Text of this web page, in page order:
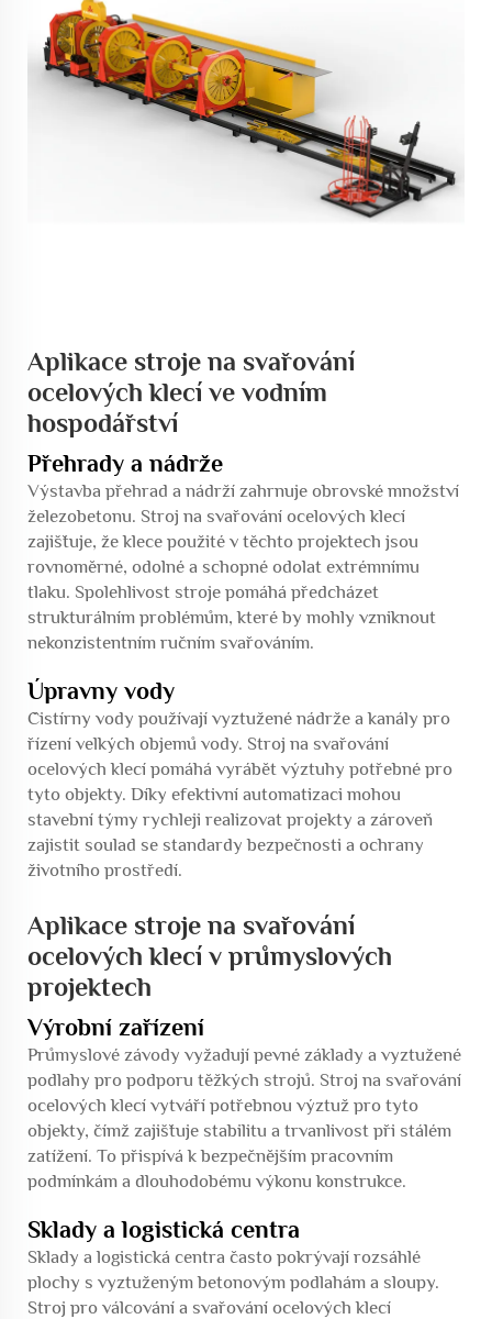
Aplikace stroje na svařování
ocelových klecí ve vodním
hospodářství
Přehrady a nádrže
Výstavba přehrad a nádrží zahrnuje obrovské množství
železobetonu. Stroj na svařování ocelových klecí
zajišťuje, že klece použité v těchto projektech jsou
rovnoměrné, odolné a schopné odolat extrémnímu
tlaku. Spolehlivost stroje pomáhá předcházet
strukturálním problémům, které by mohly vzniknout
nekonzistentním ručním svařováním.
Úpravny vody
Čistírny vody používají vyztužené nádrže a kanály pro
řízení velkých objemů vody. Stroj na svařování
ocelových klecí pomáhá vyrábět výztuhy potřebné pro
tyto objekty. Díky efektivní automatizaci mohou
stavební týmy rychleji realizovat projekty a zároveň
zajistit soulad se standardy bezpečnosti a ochrany
životního prostředí.
Aplikace stroje na svařování
ocelových klecí v průmyslových
projektech
Výrobní zařízení
Průmyslové závody vyžadují pevné základy a vyztužené
podlahy pro podporu těžkých strojů. Stroj na svařování
ocelových klecí vytváří potřebnou výztuž pro tyto
objekty, čímž zajišťuje stabilitu a trvanlivost při stálém
zatížení. To přispívá k bezpečnějším pracovním
podmínkám a dlouhodobému výkonu konstrukce.
Sklady a logistická centra
Sklady a logistická centra často pokrývají rozsáhlé
plochy s vyztuženým betonovým podlahám a sloupy.
Stroj pro válcování a svařování ocelových klecí